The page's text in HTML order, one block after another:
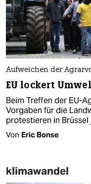
Aufweichen der
EU lockert
Beim Treffen der EU-
Vorgaben für die
protestieren in
Von Eric Bonse
klimawandel